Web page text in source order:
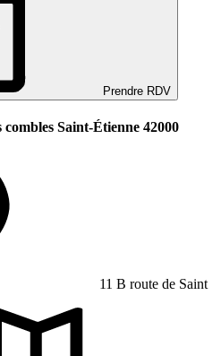
Prendre RDV
Saint-Étienne 42000
11 B route de Saint